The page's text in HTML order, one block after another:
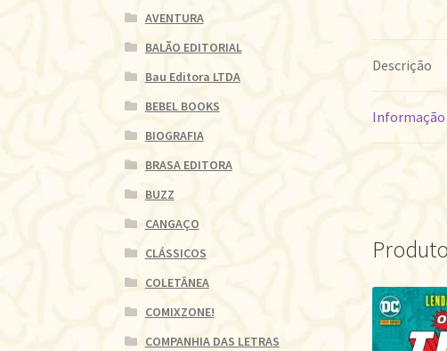
Descrição
AVENTURA
BALÃO EDITORIAL
Bau Editora LTDA
BEBEL BOOKS
BIOGRAFIA
BRASA EDITORA
BUZZ
CANGAÇO
CLÁSSICOS
COLETÂNEA
COMIXZONE!
COMPANHIA DAS LETRAS